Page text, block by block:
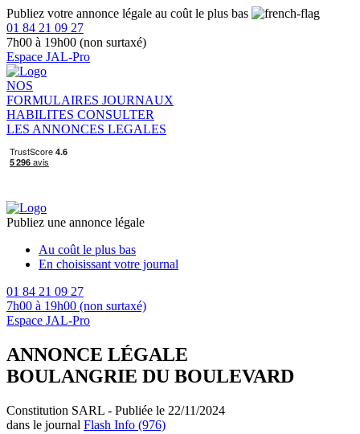
Publiez votre annonce légale au coût le plus bas
01 84 21 09 27
7h00 à 19h00 (non surtaxé)
Espace JAL-Pro
NOS
FORMULAIRES JOURNAUX
HABILITES CONSULTER
LES ANNONCES LEGALES
Publiez une annonce légale
Au coût le plus bas
En choisissant votre journal
01 84 21 09 27
7h00 à 19h00 (non surtaxé)
Espace JAL-Pro
ANNONCE LÉGALE
BOULANGRIE DU BOULEVARD
Constitution SARL - Publiée le 22/11/2024
dans le journal Flash Info (976)